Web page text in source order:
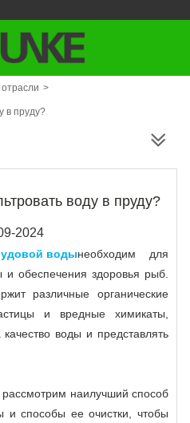
>
в пруду?
воду в пруду?
2024
водынеобходим для
обеспечения здоровья рыб.
различные органические
и вредные химикаты,
воды и представлять
наилучший способ
и способы ее очистки, чтобы